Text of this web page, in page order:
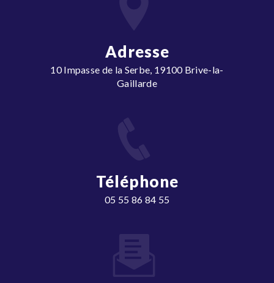
Adresse
10 Impasse de la Serbe, 19100 Brive-la-
Gaillarde
Téléphone
05 55 86 84 55